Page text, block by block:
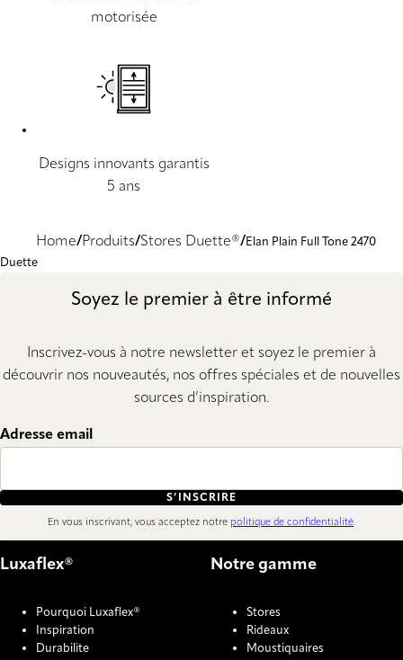
motorisée
Designs innovants garantis
5 ans
Home Produits Stores Duette®
Elan Plain Full Tone 2470
Duette
Soyez le premier à être informé
Inscrivez-vous à notre newsletter et soyez le premier à
découvrir nos nouveautés, nos offres spéciales et de nouvelles
sources d’inspiration.
Adresse email
S’INSCRIRE
En vous inscrivant, vous acceptez notre politique de confidentialité.
Luxaflex®
Pourquoi Luxaflex®
Inspiration
Durabilite
Notre gamme
Stores
Rideaux
Moustiquaires